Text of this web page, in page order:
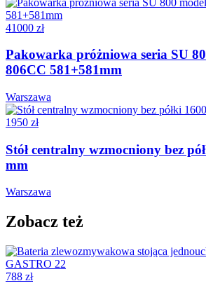
41000 zł
Pakowarka próżniowa seria SU
806CC 581+581mm
Warszawa
1950 zł
Stół centralny wzmocniony bez
mm
Warszawa
Zobacz też
788 zł